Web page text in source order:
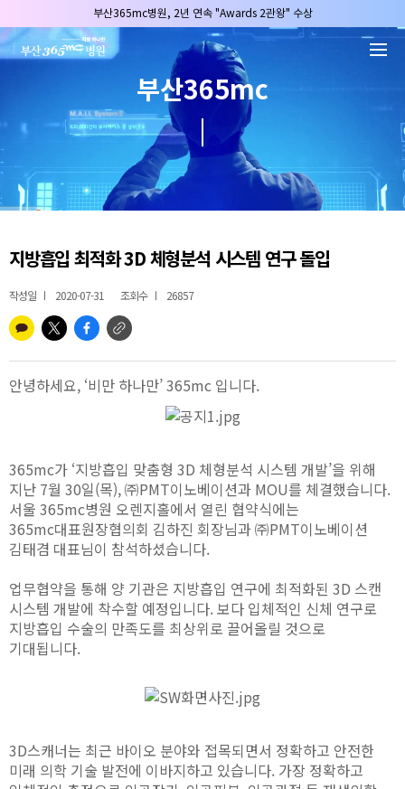
부산365mc병원, 2년 연속 "Awards 2관왕" 수상
2025 "부산365mc 보건복지부 장관상" 수상!
부산365mc병원, 8/15(토) 광복절 정상진료
부산365mc병원, 2년 연속 "Awards 2관왕" 수상
2025 "부산365mc 보건복지부 장관상" 수상!
부산365mc
지방흡입 최적화 3D 체형분석 시스템 연구 돌입
작성일 2020-07-31 조회수 26857
안녕하세요, ‘비만 하나만’ 365mc 입니다.
365mc가 ‘지방흡입 맞춤형 3D 체형분석 시스템 개발’을 위해
지난 7월 30일(목), ㈜PMT이노베이션과 MOU를 체결했습니다.
서울 365mc병원 오렌지홀에서 열린 협약식에는
365mc대표원장협의회 김하진 회장님과 ㈜PMT이노베이션
김태겸 대표님이 참석하셨습니다.
업무협약을 통해 양 기관은 지방흡입 연구에 최적화된 3D 스캔
시스템 개발에 착수할 예정입니다. 보다 입체적인 신체 연구로
지방흡입 수술의 만족도를 최상위로 끌어올릴 것으로
기대됩니다.
3D스캐너는 최근 바이오 분야와 접목되면서 정확하고 안전한
미래 의학 기술 발전에 이바지하고 있습니다. 가장 정확하고